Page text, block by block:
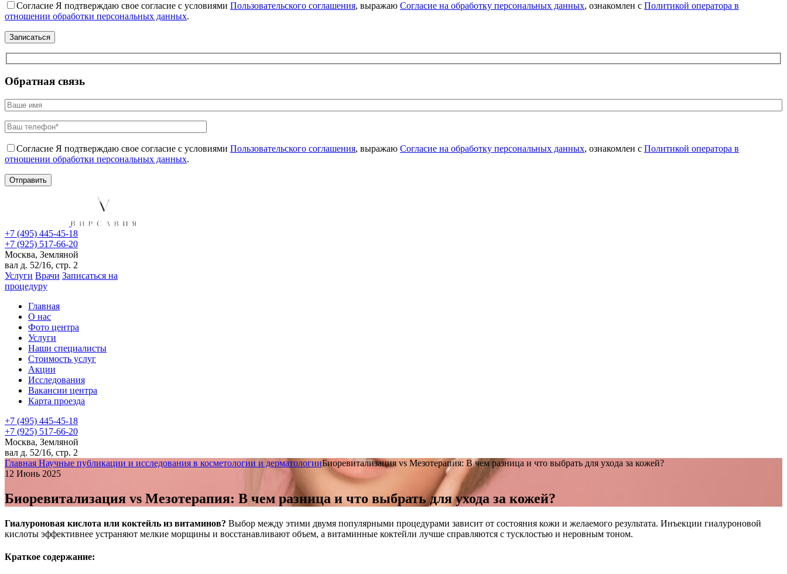
Согласие Я подтверждаю свое согласие с условиями Пользовательского соглашения, выражаю Согласие на обработку персональных данных, ознакомлен с Политикой оператора в
отношении обработки персональных данных.
Обратная связь
Согласие Я подтверждаю свое согласие с условиями Пользовательского соглашения, выражаю Согласие на обработку персональных данных, ознакомлен с Политикой оператора в
отношении обработки персональных данных.
+7 (495) 445-45-18
+7 (925) 517-66-20
Москва, Земляной
вал д. 52/16, стр. 2
Услуги Врачи Записаться на
процедуру
Главная
О нас
Фото центра
Услуги
Наши специалисты
Стоимость услуг
Акции
Исследования
Вакансии центра
Карта проезда
+7 (495) 445-45-18
+7 (925) 517-66-20
Москва, Земляной
вал д. 52/16, стр. 2
Главная Научные публикации и исследования в косметологии и дерматологииБиоревитализация vs Мезотерапия: В чем разница и что выбрать для ухода за кожей?
12 Июнь 2025
Биоревитализация vs Мезотерапия: В чем разница и что выбрать для ухода за кожей?
Гиалуроновая кислота или коктейль из витаминов? Выбор между этими двумя популярными процедурами зависит от состояния кожи и желаемого результата. Инъекции гиалуроновой
кислоты эффективнее устраняют мелкие морщины и восстанавливают объем, а витаминные коктейли лучше справляются с тусклостью и неровным тоном.
Краткое содержание: